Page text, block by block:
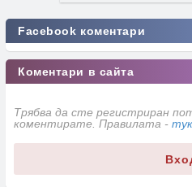
Facebook коментари
Коментари в сайта
Трябва да сте регистриран
коментирате. Правилата - тук